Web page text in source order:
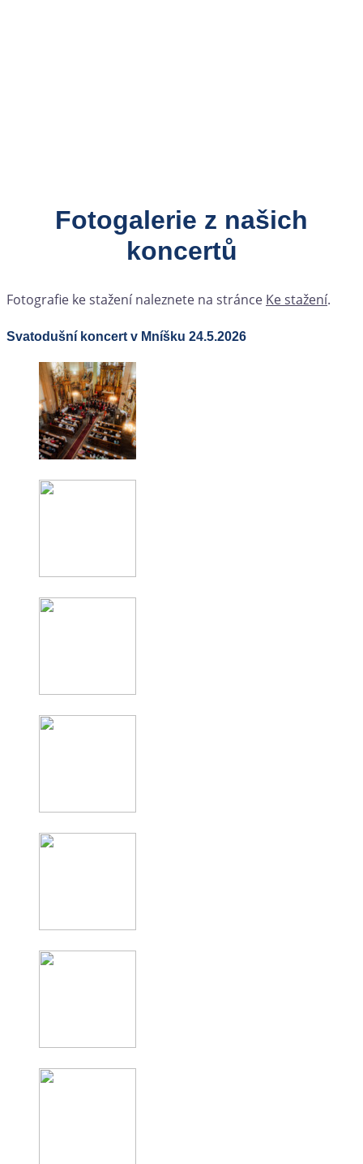
Fotogalerie z našich
koncertů
Fotografie ke stažení naleznete na stránce Ke stažení.
Svatodušní koncert v Mníšku 24.5.2026